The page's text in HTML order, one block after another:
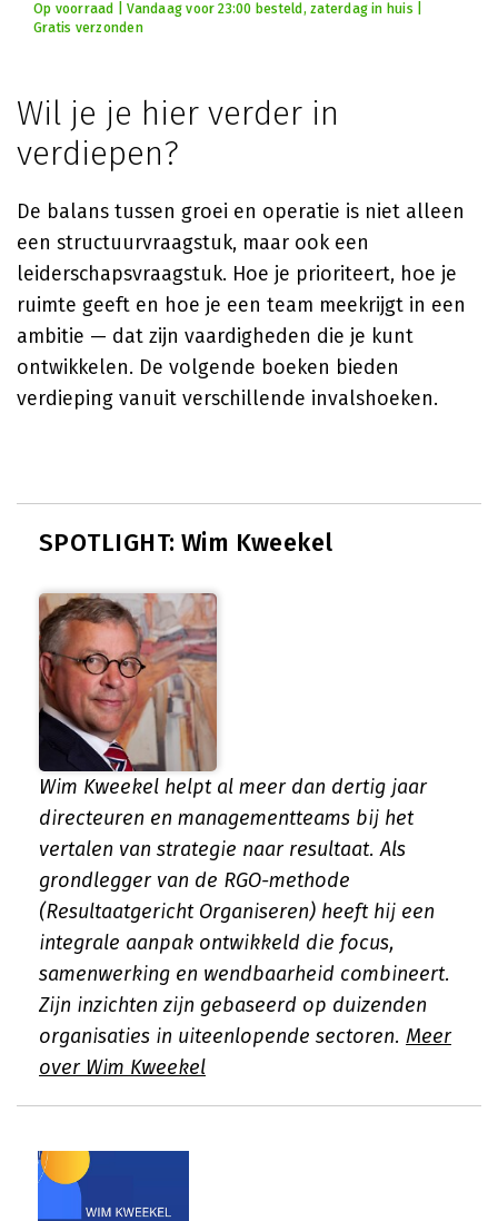
Op voorraad | Vandaag voor 23:00 besteld, zaterdag in huis |
Gratis verzonden
Wil je je hier verder in
verdiepen?
De balans tussen groei en operatie is niet alleen
een structuurvraagstuk, maar ook een
leiderschapsvraagstuk. Hoe je prioriteert, hoe je
ruimte geeft en hoe je een team meekrijgt in een
ambitie — dat zijn vaardigheden die je kunt
ontwikkelen. De volgende boeken bieden
verdieping vanuit verschillende invalshoeken.
SPOTLIGHT: Wim Kweekel
Wim Kweekel helpt al meer dan dertig jaar
directeuren en managementteams bij het
vertalen van strategie naar resultaat. Als
grondlegger van de RGO-methode
(Resultaatgericht Organiseren) heeft hij een
integrale aanpak ontwikkeld die focus,
samenwerking en wendbaarheid combineert.
Zijn inzichten zijn gebaseerd op duizenden
organisaties in uiteenlopende sectoren. Meer
over Wim Kweekel